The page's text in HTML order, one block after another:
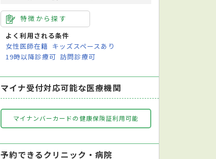
特徴から探す
よく利用される条件
女性医師在籍 キッズスペースあり
19時以降診療可 訪問診療可
マイナ受付対応可能な医療機関
マイナンバーカードの健康保険証利用可能
予約できるクリニック・病院